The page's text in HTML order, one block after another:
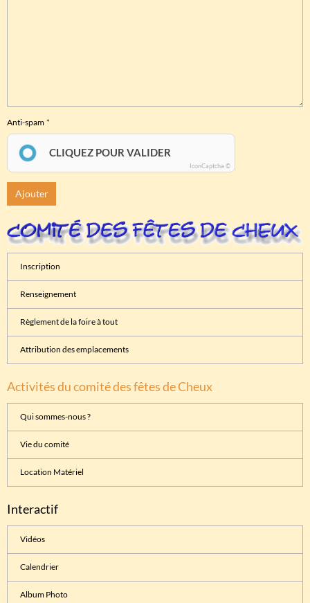
Anti-spam
CLIQUEZ POUR VALIDER
IconCaptcha ©
Ajouter
Inscription
Renseignement
Règlement de la foire à tout
Attribution des emplacements
Activités du comité des fêtes de Cheux
Qui sommes-nous ?
Vie du comité
Location Matériel
Interactif
Vidéos
Calendrier
Album Photo